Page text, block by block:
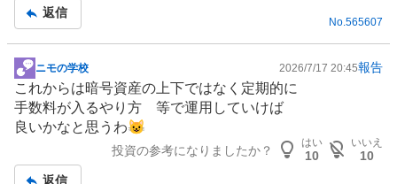
返信
No. 565607
掲
示
板
記
ニモの学校 2026/7/17 20:45報告
これからは暗号資産の上下ではなく定期的に
手数料が入るやり方 等で運用していけば
良いかなと思うわ😺
投資の参考になりましたか？
はい
10
いいえ
10
返信